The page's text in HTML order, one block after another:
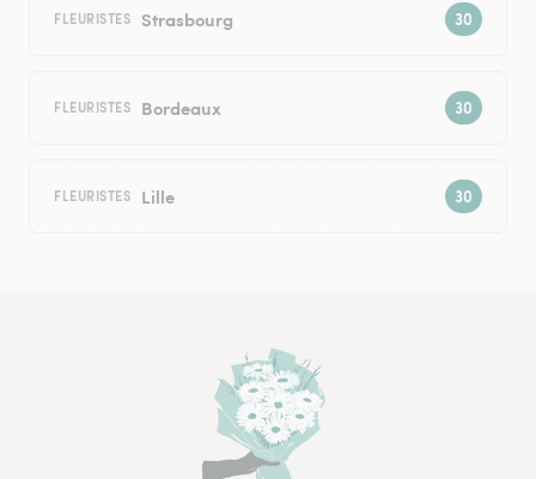
FLEURISTES Strasbourg
FLEURISTES Bordeaux
FLEURISTES Lille